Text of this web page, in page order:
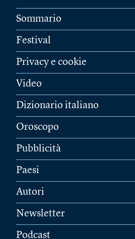
Sommario
Festival
Privacy e cookie
Video
Dizionario italiano
Oroscopo
Pubblicità
Paesi
Autori
Newsletter
Podcast